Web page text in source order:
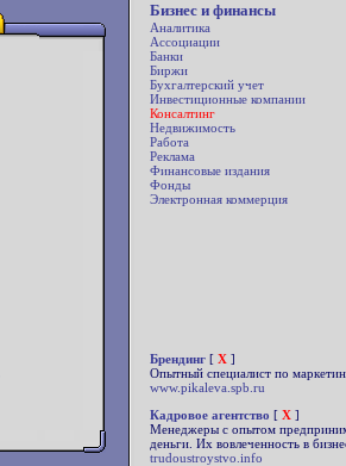
Бизнес и финансы
Аналитика
Ассоциации
Банки
Биржи
Бухгалтерский учет
Инвестиционные компании
Консалтинг
Недвижимость
Работа
Реклама
Финансовые издания
Фонды
Электронная коммерция
Брендинг [ X ]
Опытный специалист по
www.pikaleva.spb.ru
Кадровое агентство [ X ]
Менеджеры с опытом
деньги. Их вовлеченность в
trudoustroystvo.info